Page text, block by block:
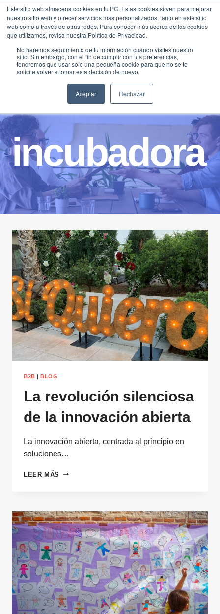
Este sitio web almacena cookies en tu PC. Estas cookies sirven para mejorar
nuestro sitio web y ofrecer servicios más personalizados, tanto en este sitio
web como a través de otras redes. Para conocer más acerca de las cookies
que utilizamos, revisa nuestra Política de Privacidad.
No haremos seguimiento de tu información cuando visites nuestro
sitio. Sin embargo, con el fin de cumplir con tus preferencias,
tendremos que usar solo una pequeña cookie para que no se te
solicite volver a tomar esta decisión de nuevo.
Aceptar Rechazar
Saltar
contenido
incubadora
B2B |BLOG
La revolución silenciosa
de la innovación abierta
La innovación abierta, centrada al principio en
soluciones…
LEER MÁS LA
LA
INNOVACIÓN
ABIERTA
Traducir »